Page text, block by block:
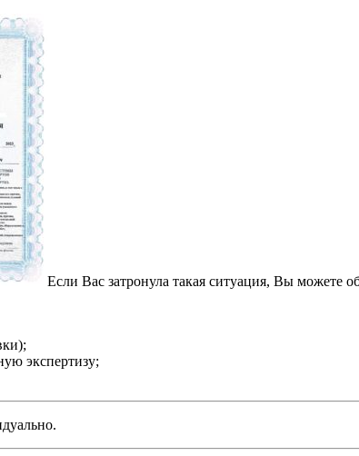
Если Вас затронула такая ситуация, Вы можете
экспертизу;